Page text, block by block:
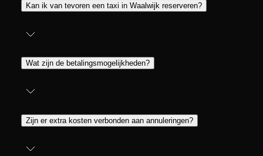
Kan ik van tevoren een taxi in Waalwijk reserveren?
Wat zijn de betalingsmogelijkheden?
Zijn er extra kosten verbonden aan annuleringen?